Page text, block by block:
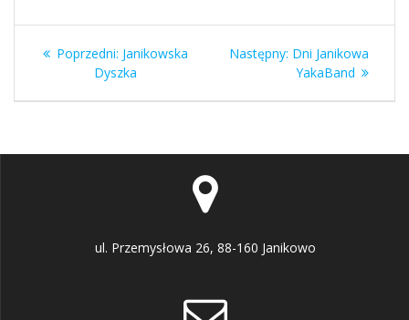
Nawigacja
wpisu
Poprzedni: Poprzedni
wpis:
Janikowska
Dyszka
Następny: Następny
wpis:
Dni Janikowa
YakaBand
ul. Przemysłowa 26, 88-160 Janikowo